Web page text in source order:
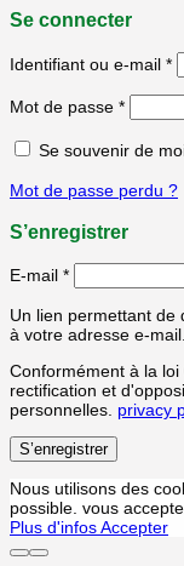
Se connecter
Identifiant ou e-mail *
Mot de passe *
Se souvenir de
Mot de passe perdu ?
S’enregistrer
E-mail *
Un lien permettant de
à votre adresse e-mail.
Conformément à la
rectification et
personnelles. privacy
S’enregistrer
Nous utilisons des
possible. vous
Plus d'infosAccepter